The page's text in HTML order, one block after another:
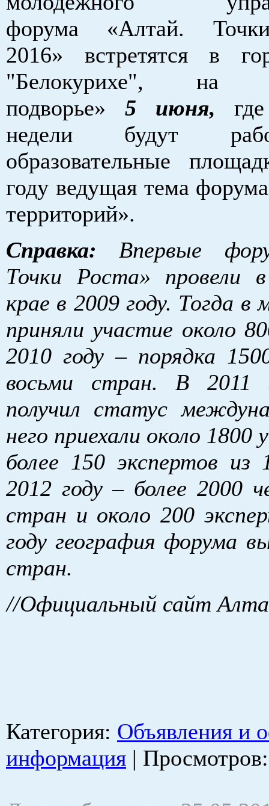
форума «Алтай.
2016» встретятся в
"Белокурихе", на
подворье» 5 июня,
недели будут
образовательные
году ведущая тема
территорий».
Справка: Впервые
Точки Роста» провели
крае в 2009 году. Тогда в
приняли участие около
2010 году – порядка
восьми стран. В 2011
получил статус
него приехали около 1800
более 150 экспертов
2012 году – более 2000
стран и около 200
году география форума
стран.
//Официальный сайт
Категория: Объявления и
информация | Просмотров